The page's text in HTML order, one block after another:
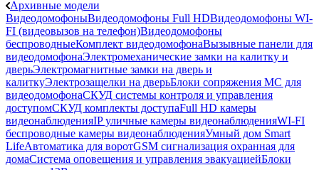
Архивные модели
ВидеодомофоныВидеодомофоны Full HDВидеодомофоны WI-
FI (видеовызов на телефон)Видеодомофоны
беспроводныеКомплект видеодомофонаВызывные панели для
видеодомофонаЭлектромеханические замки на калитку и
дверьЭлектромагнитные замки на дверь и
калиткуЭлектрозащелки на дверьБлоки сопряжения МС для
видеодомофонаСКУД системы контроля и управления
доступомСКУД комплекты доступаFull HD камеры
видеонаблюденияIP уличные камеры видеонаблюденияWI-FI
беспроводные камеры видеонаблюденияУмный дом Smart
LifeАвтоматика для воротGSM сигнализация охранная для
домаCистема оповещения и управления эвакуациейБлоки